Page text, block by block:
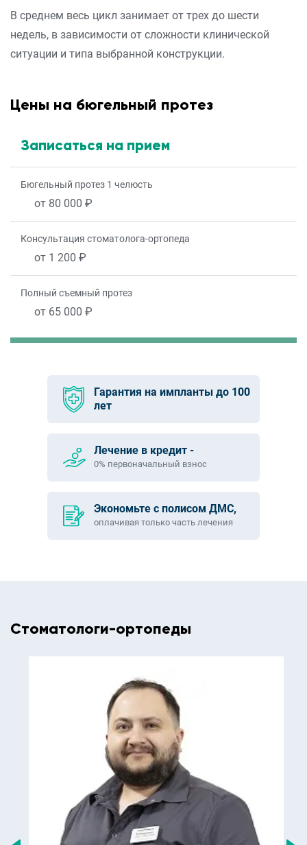
В среднем весь цикл занимает от трех до шести
недель, в зависимости от сложности клинической
ситуации и типа выбранной конструкции.
Цены на бюгельный протез
Записаться на прием
Бюгельный протез 1 челюсть
от 80 000 ₽
Консультация стоматолога-ортопеда
от 1 200 ₽
Полный съемный протез
от 65 000 ₽
Гарантия на импланты до 100
лет
Лечение в кредит -
0% первоначальный взнос
Экономьте с полисом ДМС,
оплачивая только часть лечения
Стоматологи-ортопеды